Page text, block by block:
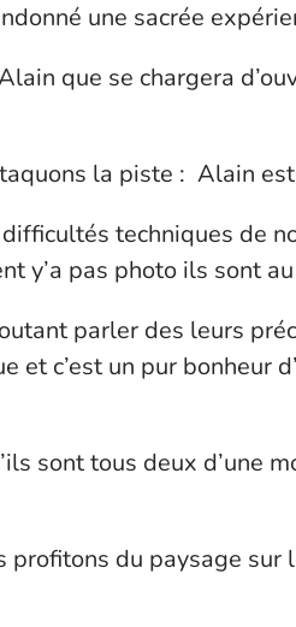
une sacrée
que se chargera
la piste : Alain
techniques de
y’a pas photo ils sont
parler des leurs
et c’est un pur bonheur
sont tous deux d’une
du paysage sur